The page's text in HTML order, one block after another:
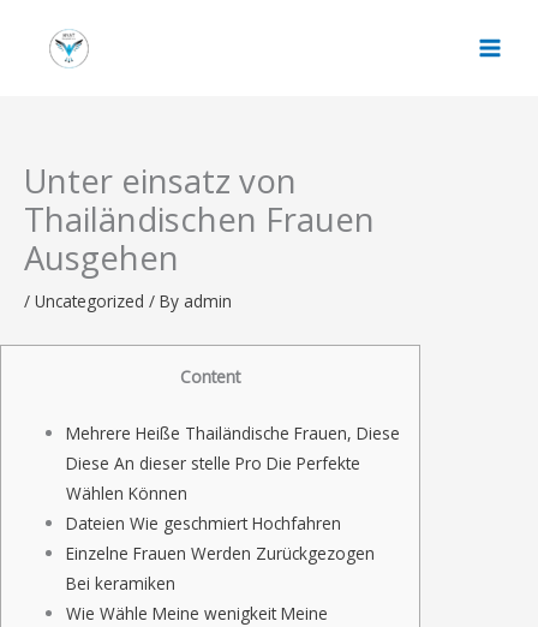
Unter einsatz von
Thailändischen Frauen
Ausgehen
/ Uncategorized / By admin
Content
Mehrere Heiße Thailändische Frauen, Diese
Diese An dieser stelle Pro Die Perfekte
Wählen Können
Dateien Wie geschmiert Hochfahren
Einzelne Frauen Werden Zurückgezogen
Bei keramiken
Wie Wähle Meine wenigkeit Meine